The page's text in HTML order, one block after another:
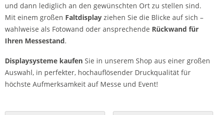
und dann lediglich an den gewünschten Ort zu stellen sind.
Mit einem großen Faltdisplay ziehen Sie die Blicke auf sich –
wahlweise als Fotowand oder ansprechende Rückwand für
Ihren Messestand.
Displaysysteme kaufen Sie in unserem Shop aus einer großen
Auswahl, in perfekter, hochauflösender Druckqualität für
höchste Aufmerksamkeit auf Messe und Event!